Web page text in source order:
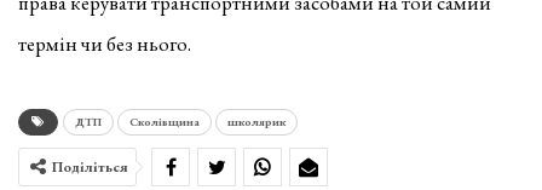
термін чи без нього.
ДТП Сколівщина школярик
Поділіться